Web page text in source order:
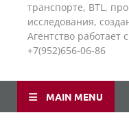
транспорте, BTL,
исследования,
Агентство работает
+7(952)656-06-86
MAIN MENU